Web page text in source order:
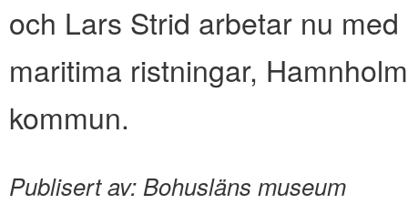
och Lars Strid arbetar nu
maritima ristningar,
kommun.
Publisert av: Bohusläns museum